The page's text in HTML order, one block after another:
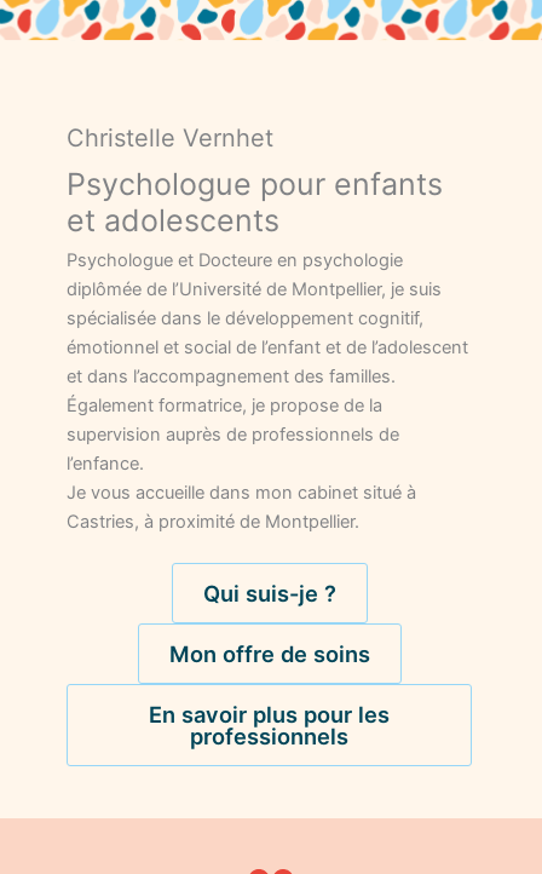
Christelle Vernhet
Psychologue pour enfants
et adolescents
Psychologue et Docteure en psychologie
diplômée de l’Université de Montpellier, je suis
spécialisée dans le développement cognitif,
émotionnel et social de l’enfant et de l’adolescent
et dans l’accompagnement des familles.
Également formatrice, je propose de la
supervision auprès de professionnels de
l’enfance.
Je vous accueille dans mon cabinet situé à
Castries, à proximité de Montpellier.
Qui suis-je ?
Mon offre de soins
En savoir plus pour les
professionnels